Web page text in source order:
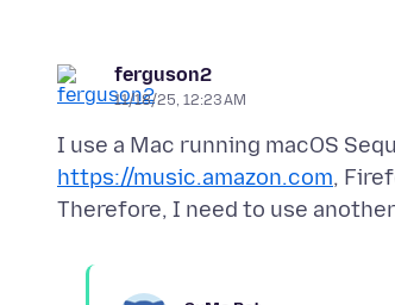
ferguson2
11/18/25, 12:23 AM
I use a Mac running macOS
https://music.amazon.com,